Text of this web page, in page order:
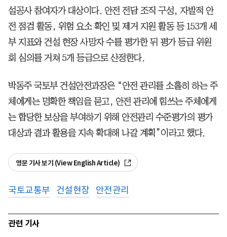
설공사 참여자가 대상이다. 안전 전담 조직 구성, 자발적 안
전 점검 활동, 위험 요소 확인 및 제거 지원 활동 등 153개 세
부 지표와 건설 현장 사망자 수를 평가한 뒤 평가 등급 위원
회 심의를 거쳐 5개 등급으로 산정한다.
박동주 국토부 건설안전과장은 “안전 관리를 소홀히 하는 주
체에게는 명확한 책임을 묻고, 안전 관리에 힘쓰는 주체에게
는 합당한 보상을 부여하기 위해 안전관리 수준평가의 평가
대상과 결과 활용을 지속 확대해 나갈 계획”이라고 했다.
영문 기사 보기 (View English Article)
국토교통부 건설현장 안전관리
관련 기사